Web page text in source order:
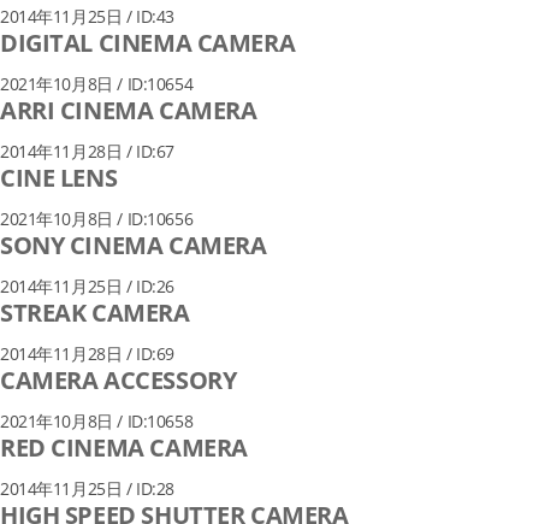
2014年11月25日 / ID:43
DIGITAL CINEMA CAMERA
2021年10月8日 / ID:10654
ARRI CINEMA CAMERA
2014年11月28日 / ID:67
CINE LENS
2021年10月8日 / ID:10656
SONY CINEMA CAMERA
2014年11月25日 / ID:26
STREAK CAMERA
2014年11月28日 / ID:69
CAMERA ACCESSORY
2021年10月8日 / ID:10658
RED CINEMA CAMERA
2014年11月25日 / ID:28
HIGH SPEED SHUTTER CAMERA